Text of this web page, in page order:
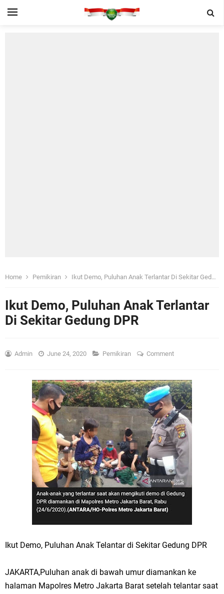
Home Pemikiran Ikut Demo, Puluhan Anak Terlantar Di Sekitar Gedung DPR
Ikut Demo, Puluhan Anak Terlantar
Di Sekitar Gedung DPR
Admin June 24, 2020 Pemikiran Comment
Ikut Demo, Puluhan Anak Telantar di Sekitar Gedung DPR
JAKARTA,Puluhan anak di bawah umur diamankan ke
halaman Mapolres Metro Jakarta Barat setelah telantar saat